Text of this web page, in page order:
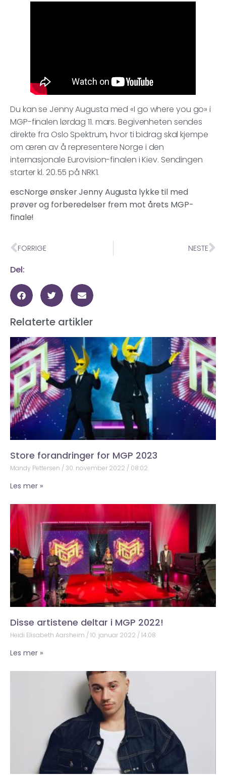
Du kan se Jenny Augusta med «I go where you go» i
MGP-finalen lørdag 11. mars. Begivenheten sendes
direkte fra Oslo Spektrum, hvor ti bidrag skal kjempe
om æren av å representere Norge i den
internasjonale Eurovision-finalen i Kiev. Sendingen
starter kl. 20.55 på NRK1.
escNorge ønsker Jenny Augusta lykke til med
prøver og forberedelser frem mot årets MGP-
finale!
FORRIGE NESTE
Del:
Relaterte artikler
Store forandringer for MGP 2023
Mandy Pettersen 30. november 2022 08:02
Les mer »
Disse artistene deltar i MGP 2022!
Heidi Elisabeth Aarsheim 10. januar 2022 14:08
Les mer »